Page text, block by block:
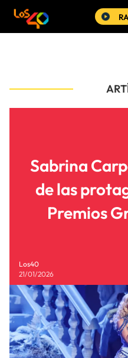
Sabrina
de las
Premios
Los40
21/01/2026